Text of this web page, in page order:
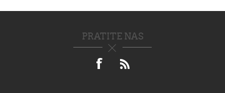
PRATITE NAS